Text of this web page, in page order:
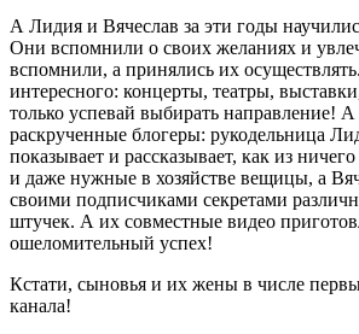
А Лидия и Вячеслав за эти годы
Они вспомнили о своих желаниях и
вспомнили, а принялись их
интересного: концерты, театры,
только успевай выбирать направление!
раскрученные блогеры: рукодельница
показывает и рассказывает, как из
и даже нужные в хозяйстве вещицы, а
своими подписчиками секретами
штучек. А их совместные видео
ошеломительный успех!
Кстати, сыновья и их жены в числе
канала!